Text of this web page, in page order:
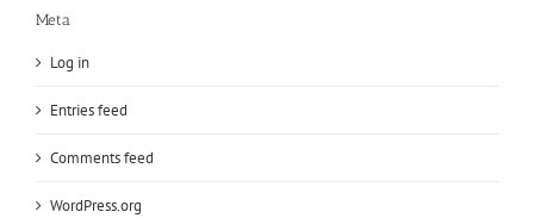
Meta
Log in
Entries feed
Comments feed
WordPress.org